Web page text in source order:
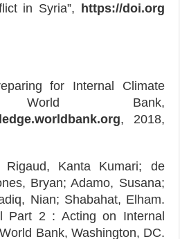
in Syria”, https://doi.org
for Internal Climate
World Bank,
, 2018,
Rigaud, Kanta Kumari; de
Bryan; Adamo, Susana;
Nian; Shabahat, Elham.
Part 2 : Acting on Internal
World Bank, Washington, DC.